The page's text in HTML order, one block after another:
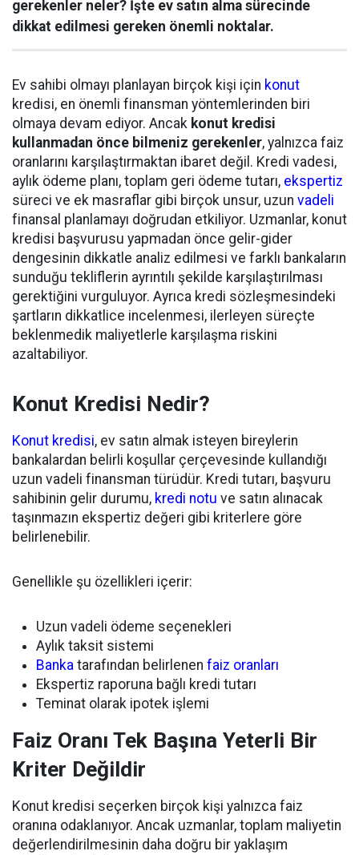
gerekenler neler? İşte ev satın alma sürecinde
dikkat edilmesi gereken önemli noktalar.
Ev sahibi olmayı planlayan birçok kişi için konut
kredisi, en önemli finansman yöntemlerinden biri
olmaya devam ediyor. Ancak konut kredisi
kullanmadan önce bilmeniz gerekenler, yalnızca faiz
oranlarını karşılaştırmaktan ibaret değil. Kredi vadesi,
aylık ödeme planı, toplam geri ödeme tutarı, ekspertiz
süreci ve ek masraflar gibi birçok unsur, uzun vadeli
finansal planlamayı doğrudan etkiliyor. Uzmanlar, konut
kredisi başvurusu yapmadan önce gelir-gider
dengesinin dikkatle analiz edilmesi ve farklı bankaların
sunduğu tekliflerin ayrıntılı şekilde karşılaştırılması
gerektiğini vurguluyor. Ayrıca kredi sözleşmesindeki
şartların dikkatlice incelenmesi, ilerleyen süreçte
beklenmedik maliyetlerle karşılaşma riskini
azaltabiliyor.
Konut Kredisi Nedir?
Konut kredisi, ev satın almak isteyen bireylerin
bankalardan belirli koşullar çerçevesinde kullandığı
uzun vadeli finansman türüdür. Kredi tutarı, başvuru
sahibinin gelir durumu, kredi notu ve satın alınacak
taşınmazın ekspertiz değeri gibi kriterlere göre
belirlenebilir.
Genellikle şu özellikleri içerir:
Uzun vadeli ödeme seçenekleri
Aylık taksit sistemi
Banka tarafından belirlenen faiz oranları
Ekspertiz raporuna bağlı kredi tutarı
Teminat olarak ipotek işlemi
Faiz Oranı Tek Başına Yeterli Bir
Kriter Değildir
Konut kredisi seçerken birçok kişi yalnızca faiz
oranına odaklanıyor. Ancak uzmanlar, toplam maliyetin
değerlendirilmesinin daha doğru bir yaklaşım